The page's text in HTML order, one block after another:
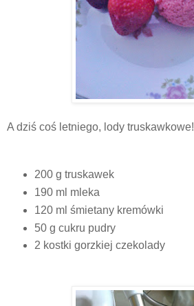
A dziś coś letniego, lody truskawkowe!
200 g truskawek
190 ml mleka
120 ml śmietany kremówki
50 g cukru pudry
2 kostki gorzkiej czekolady